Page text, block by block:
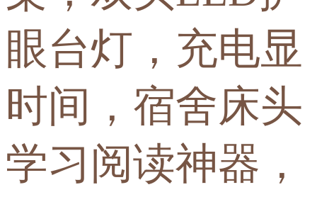
眼台灯，充电显
时间，宿舍床头
学习阅读神器，